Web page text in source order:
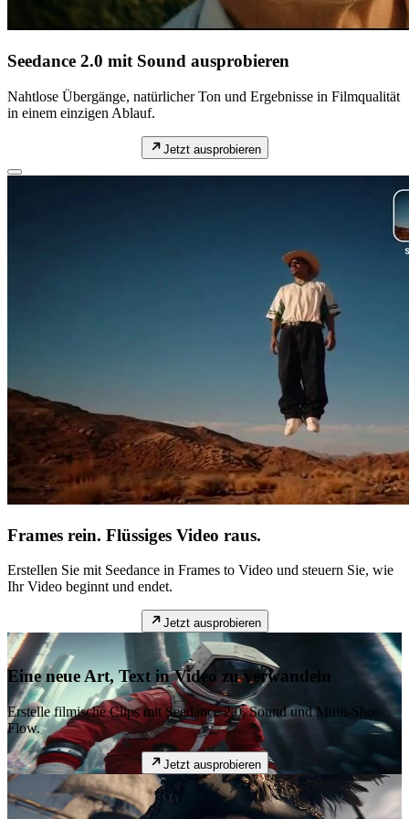
Seedance 2.0 mit Sound ausprobieren
Nahtlose Übergänge, natürlicher Ton und Ergebnisse in Filmqualität
in einem einzigen Ablauf.
Jetzt ausprobieren
Frames rein. Flüssiges Video raus.
Erstellen Sie mit Seedance in Frames to Video und steuern Sie, wie
Ihr Video beginnt und endet.
Jetzt ausprobieren
Eine neue Art, Text in Video zu verwandeln
Erstelle filmische Clips mit Seedance 2.0, Sound und Multi-Shot-
Flow.
Jetzt ausprobieren
Empfohlen